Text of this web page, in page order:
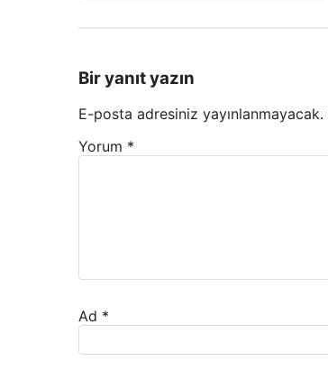
Bir yanıt yazın
E-posta adresiniz yayınlanmayacak.
Yorum *
Ad *